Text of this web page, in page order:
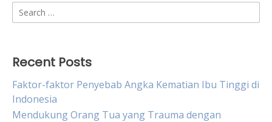
Search
for:
Recent Posts
Faktor-faktor Penyebab Angka Kematian Ibu Tinggi di
Indonesia
Mendukung Orang Tua yang Trauma dengan